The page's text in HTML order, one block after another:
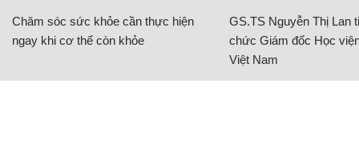
Chăm sóc sức khỏe cần thực hiện
ngay khi cơ thể còn khỏe
GS.TS Nguyễn Thị Lan
chức Giám đốc Học
Việt Nam